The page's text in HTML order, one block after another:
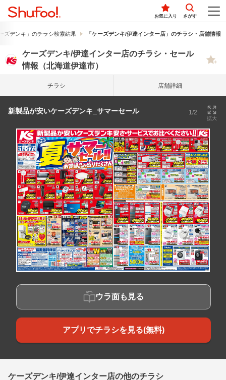
お気に入り さがす
ズデンキ」のチラシ検索結果 「ケーズデンキ/伊達インター店」のチラシ・店舗情報
ケーズデンキ/伊達インター店のチラシ・セール
情報（北海道伊達市）
チラシ 店舗詳細
新製品が安いケーズデンキ_サマーセール 1/2
拡大
ウラ面も見る
アプリでチラシを見る(無料)
ケーズデンキ/伊達インター店の他のチラシ